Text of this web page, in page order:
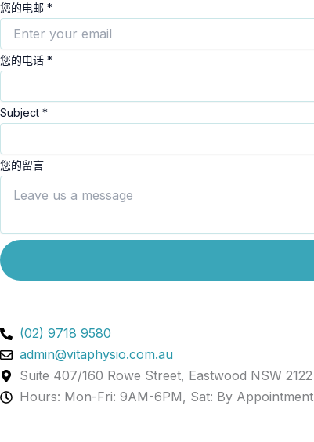
Subject
Numbers
EMAIL
您的电邮 *
您的电话 *
Subject *
您的留言
(02) 9718 9580
admin@vitaphysio.com.au
Suite 407/160 Rowe Street, Eastwood NSW 2122
Hours: Mon-Fri: 9AM-6PM, Sat: By Appointment